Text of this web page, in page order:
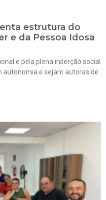
estrutura do
e da Pessoa Idosa
e pela plena inserção social
autonomia e sejam autoras de